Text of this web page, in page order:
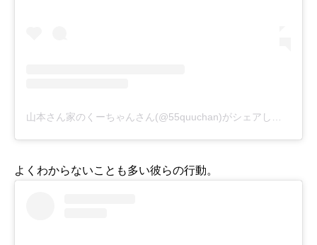
山本さん家のくーちゃんさん(@55quuchan)がシェアした投稿
よくわからないことも多い彼らの行動。